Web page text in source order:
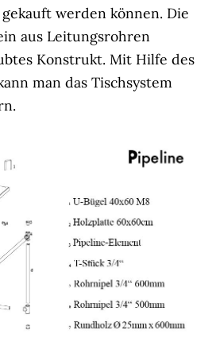
werden können. Die
aus Leitungsrohren
Konstrukt. Mit Hilfe des
man das Tischsystem